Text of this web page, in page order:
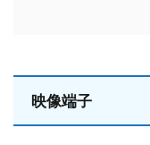
映像端子